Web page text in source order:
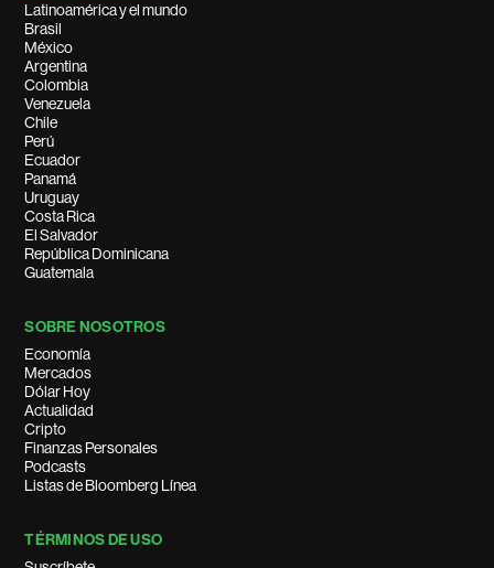
Latinoamérica y el mundo
Brasil
México
Argentina
Colombia
Venezuela
Chile
Perú
Ecuador
Panamá
Uruguay
Costa Rica
El Salvador
República Dominicana
Guatemala
SOBRE NOSOTROS
Economía
Mercados
Dólar Hoy
Actualidad
Cripto
Finanzas Personales
Podcasts
Listas de Bloomberg Línea
TÉRMINOS DE USO